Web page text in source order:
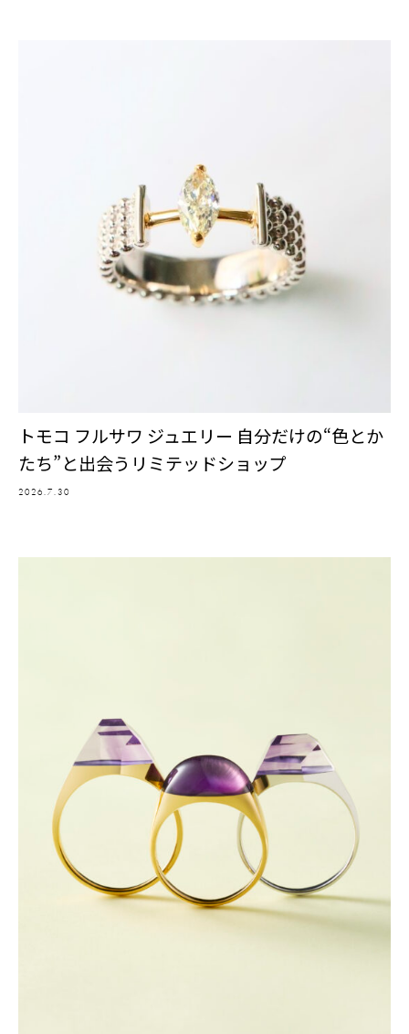
トモコ フルサワ ジュエリー 自分だけの“色とか
たち”と出会うリミテッドショップ
2026.7.30